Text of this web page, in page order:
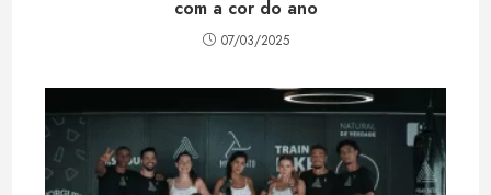
com a cor do ano
07/03/2025